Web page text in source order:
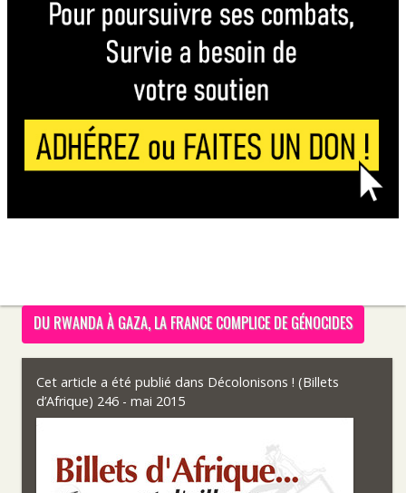
DU RWANDA À GAZA, LA FRANCE COMPLICE DE GÉNOCIDES
Cet article a été publié dans Décolonisons ! (Billets
d’Afrique) 246 - mai 2015